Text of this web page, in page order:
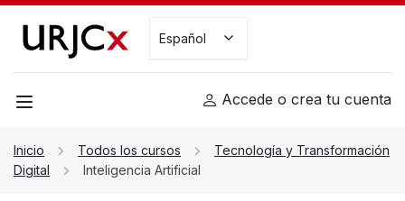
Español
Accede o crea tu cuenta
Inicio Todos los cursos
Tecnología y Transformación
Digital
Inteligencia Artificial